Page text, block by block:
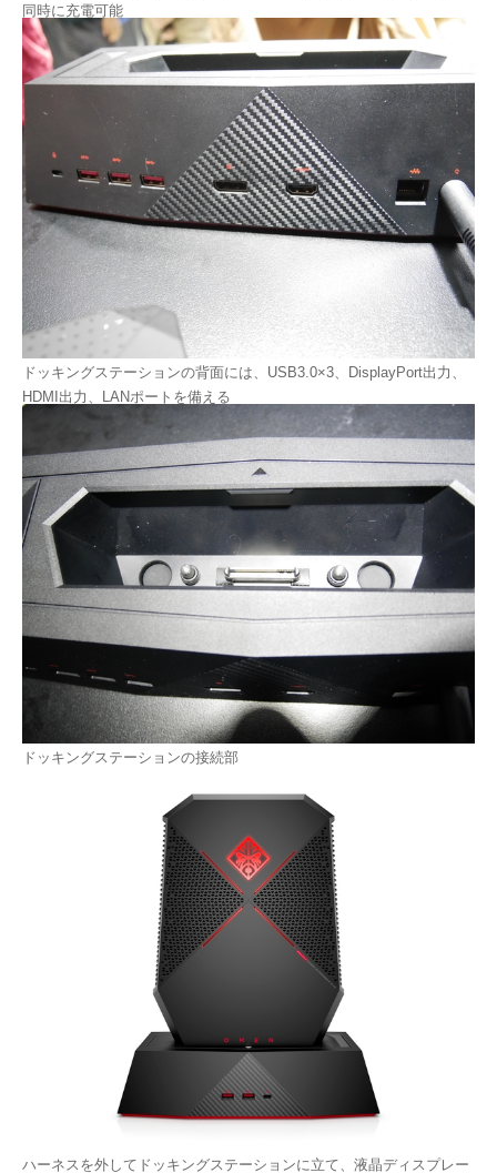
同時に充電可能
ドッキングステーションの背面には、USB3.0×3、DisplayPort出力、
HDMI出力、LANポートを備える
ドッキングステーションの接続部
ハーネスを外してドッキングステーションに立て、液晶ディスプレー